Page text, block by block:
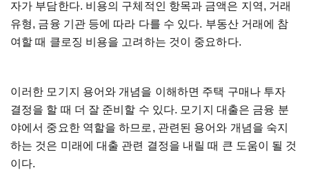
자가 부담한다. 비용의 구체적인 항목과 금액은 지역, 거래
유형, 금융 기관 등에 따라 다를 수 있다. 부동산 거래에 참
여할 때 클로징 비용을 고려하는 것이 중요하다.
이러한 모기지 용어와 개념을 이해하면 주택 구매나 투자
결정을 할 때 더 잘 준비할 수 있다. 모기지 대출은 금융 분
야에서 중요한 역할을 하므로 , 관련된 용어와 개념을 숙지
하는 것은 미래에 대출 관련 결정을 내릴 때 큰 도움이 될 것
이다.